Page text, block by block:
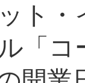
ト
「